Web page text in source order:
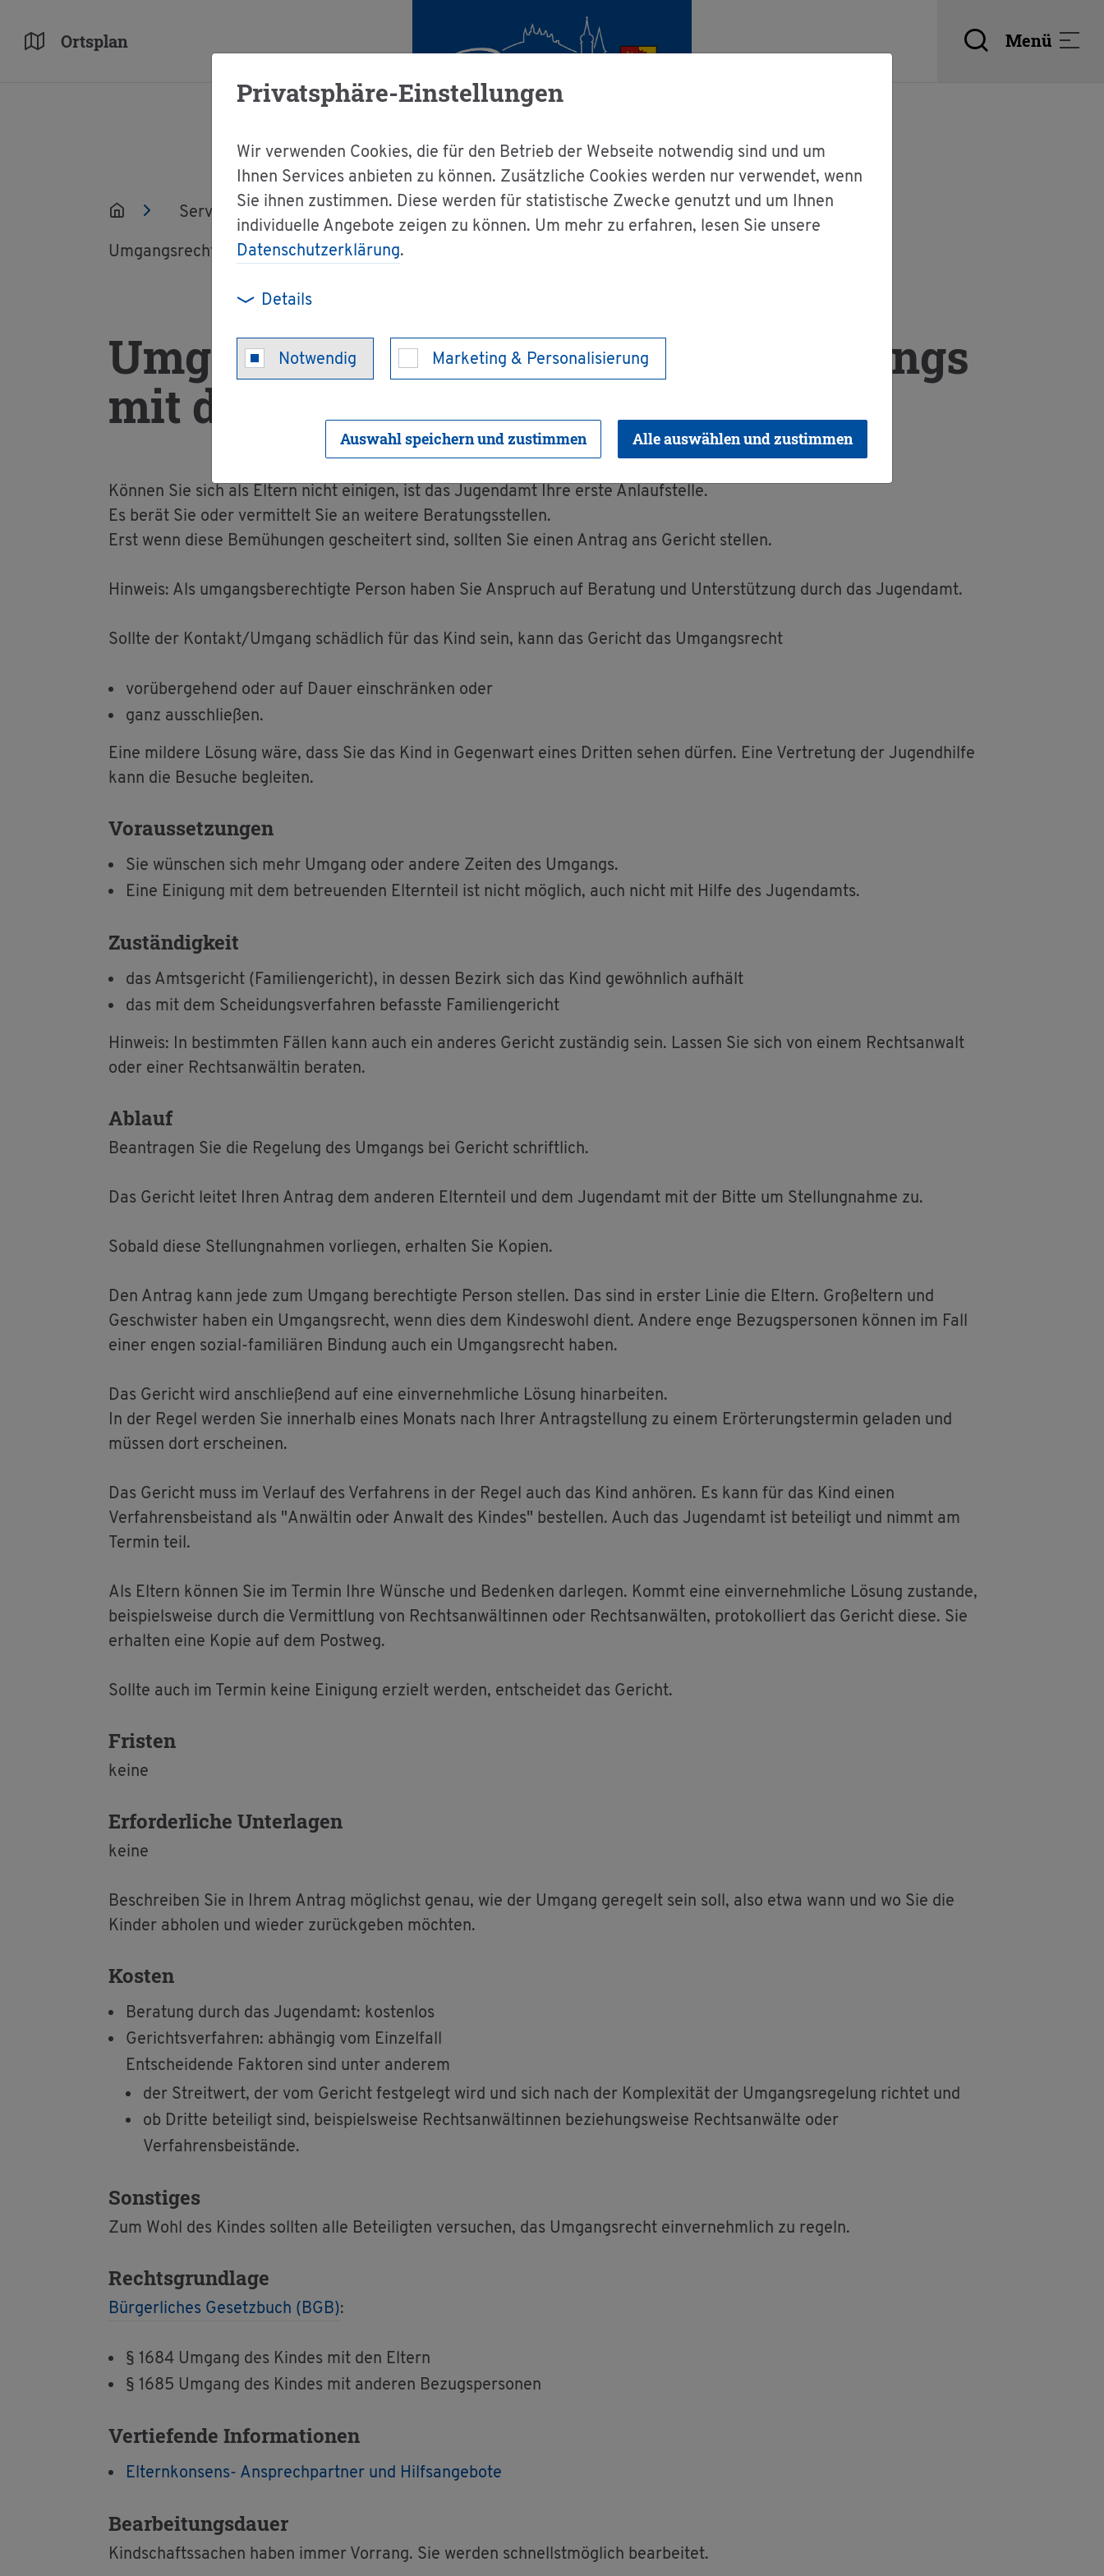
Privatsphäre-Einstellungen
Wir verwenden Cookies, die für den Betrieb der Webseite notwendig sind und um
Ihnen Services anbieten zu können. Zusätzliche Cookies werden nur verwendet, wenn
Sie ihnen zustimmen. Diese werden für statistische Zwecke genutzt und um Ihnen
individuelle Angebote zeigen zu können. Um mehr zu erfahren, lesen Sie unsere
Datenschutzerklärung.
Details
Notwendig Marketing & Personalisierung
Auswahl speichern und zustimmen Alle auswählen und zustimmen
Orts­plan Menü
Ser­vice Dienst­leis­tun­gen A-Z
Um­gangs­recht - Re­ge­lung des Um­gangs mit dem Kind be­an­tra­gen
Um­gangs­recht - Re­ge­lung des Um­gangs
mit dem Kind be­an­tra­gen
Kön­nen Sie sich als El­tern nicht ei­ni­gen, ist das Ju­gend­amt Ihre erste An­lauf­stel­le.
Es berät Sie oder ver­mit­telt Sie an wei­te­re Be­ra­tungs­stel­len.
Erst wenn diese Be­mü­hun­gen ge­schei­tert sind, soll­ten Sie einen An­trag ans Ge­richt stel­len.
Hin­weis: Als um­gangs­be­rech­tig­te Per­son haben Sie An­spruch auf Be­ra­tung und Un­ter­stüt­zung durch das Ju­gend­amt.
Soll­te der Kon­takt/Um­gang schäd­lich für das Kind sein, kann das Ge­richt das Um­gangs­recht
vor­über­ge­hend oder auf Dauer ein­schrän­ken oder
ganz aus­schlie­ßen.
Eine mil­de­re Lö­sung wäre, dass Sie das Kind in Ge­gen­wart eines Drit­ten sehen dür­fen. Eine Ver­tre­tung der Ju­gend­hil­fe
kann die Be­su­che be­glei­ten.
Vor­aus­set­zun­gen
Sie wün­schen sich mehr Um­gang oder an­de­re Zei­ten des Um­gangs.
Eine Ei­ni­gung mit dem be­treu­en­den El­tern­teil ist nicht mög­lich, auch nicht mit Hilfe des Ju­gend­amts.
Zu­stän­dig­keit
das Amts­ge­richt (Fa­mi­li­en­ge­richt), in des­sen Be­zirk sich das Kind ge­wöhn­lich auf­hält
das mit dem Schei­dungs­ver­fah­ren be­fass­te Fa­mi­li­en­ge­richt
Hin­weis: In be­stimm­ten Fäl­len kann auch ein an­de­res Ge­richt zu­stän­dig sein. Las­sen Sie sich von einem Rechts­an­walt
oder einer Rechts­an­wäl­tin be­ra­ten.
Ab­lauf
Be­an­tra­gen Sie die Re­ge­lung des Um­gangs bei Ge­richt schrift­lich.
Das Ge­richt lei­tet Ihren An­trag dem an­de­ren El­tern­teil und dem Ju­gend­amt mit der Bitte um Stel­lung­nah­me zu.
So­bald diese Stel­lung­nah­men vor­lie­gen, er­hal­ten Sie Ko­pi­en.
Den An­trag kann jede zum Um­gang be­rech­tig­te Per­son stel­len. Das sind in ers­ter Linie die El­tern. Gro­ß­el­tern und
Ge­schwis­ter haben ein Um­gangs­recht, wenn dies dem Kin­des­wohl dient. An­de­re enge Be­zugs­per­so­nen kön­nen im Fall
einer engen so­zi­al-fa­mi­liä­ren Bin­dung auch ein Um­gangs­recht haben.
Das Ge­richt wird an­schlie­ßend auf eine ein­ver­nehm­li­che Lö­sung hin­ar­bei­ten.
In der Regel wer­den Sie in­ner­halb eines Mo­nats nach Ihrer An­trag­stel­lung zu einem Er­ör­te­rungs­ter­min ge­la­den und
müs­sen dort er­schei­nen.
Das Ge­richt muss im Ver­lauf des Ver­fah­rens in der Regel auch das Kind an­hö­ren. Es kann für das Kind einen
Ver­fah­rens­bei­stand als "An­wäl­tin oder An­walt des Kin­des" be­stel­len. Auch das Ju­gend­amt ist be­tei­ligt und nimmt am
Ter­min teil.
Als El­tern kön­nen Sie im Ter­min Ihre Wün­sche und Be­den­ken dar­le­gen. Kommt eine ein­ver­nehm­li­che Lö­sung zu­stan­de,
bei­spiels­wei­se durch die Ver­mitt­lung von Rechts­an­wäl­tin­nen oder Rechts­an­wäl­ten, pro­to­kol­liert das Ge­richt diese. Sie
er­hal­ten eine Kopie auf dem Post­weg.
Soll­te auch im Ter­min keine Ei­ni­gung er­zielt wer­den, ent­schei­det das Ge­richt.
Fris­ten
keine
Er­for­der­li­che Un­ter­la­gen
keine
Be­schrei­ben Sie in Ihrem An­trag mög­lichst genau, wie der Um­gang ge­re­gelt sein soll, also etwa wann und wo Sie die
Kin­der ab­ho­len und wie­der zu­rück­ge­ben möch­ten.
Kos­ten
Be­ra­tung durch das Ju­gend­amt: kos­ten­los
Ge­richts­ver­fah­ren: ab­hän­gig vom Ein­zel­fall
Ent­schei­den­de Fak­to­ren sind unter an­de­rem
der Streit­wert, der vom Ge­richt fest­ge­legt wird und sich nach der Kom­ple­xi­tät der Um­gangs­re­ge­lung rich­tet und
ob Drit­te be­tei­ligt sind, bei­spiels­wei­se Rechts­an­wäl­tin­nen be­zie­hungs­wei­se Rechts­an­wäl­te oder
Ver­fah­rens­bei­stän­de.
Sons­ti­ges
Zum Wohl des Kin­des soll­ten alle Be­tei­lig­ten ver­su­chen, das Um­gangs­recht ein­ver­nehm­lich zu re­geln.
Rechts­grund­la­ge
Bür­ger­li­ches Ge­setz­buch (BGB):
§ 1684 Um­gang des Kin­des mit den El­tern
§ 1685 Um­gang des Kin­des mit an­de­ren Be­zugs­per­so­nen
Ver­tie­fen­de In­for­ma­tio­nen
El­tern­kon­sens- An­sprech­part­ner und Hilfs­an­ge­bo­te
Be­ar­bei­tungs­dau­er
Kind­schafts­sa­chen haben immer Vor­rang. Sie wer­den schnellst­mög­lich be­ar­bei­tet.